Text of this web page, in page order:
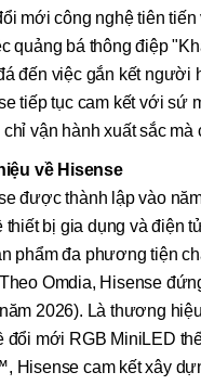
mới công nghệ tiên
quảng bá thông điệp
đến việc gắn kết người
tiếp tục cam kết với sứ
chỉ vận hành xuất sắc
về Hisense
được thành lập vào
thiết bị gia dụng và điện
phẩm đa phương tiện
Omdia, Hisense
2026). Là thương
đổi mới RGB MiniLED
Hisense cam kết xây